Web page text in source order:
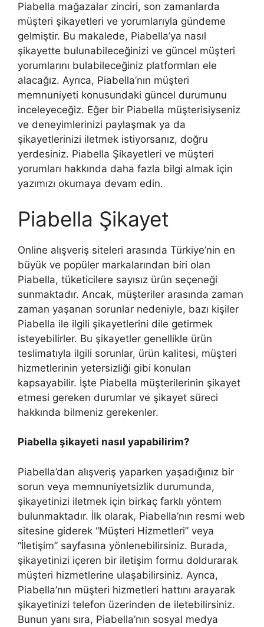
Piabella mağazalar zinciri, son zamanlarda
müşteri şikayetleri ve yorumlarıyla gündeme
gelmiştir. Bu makalede, Piabella’ya nasıl
şikayette bulunabileceğinizi ve güncel müşteri
yorumlarını bulabileceğiniz platformları ele
alacağız. Ayrıca, Piabella’nın müşteri
memnuniyeti konusundaki güncel durumunu
inceleyeceğiz. Eğer bir Piabella müşterisiyseniz
ve deneyimlerinizi paylaşmak ya da
şikayetlerinizi iletmek istiyorsanız, doğru
yerdesiniz. Piabella Şikayetleri ve müşteri
yorumları hakkında daha fazla bilgi almak için
yazımızı okumaya devam edin.
Piabella Şikayet
Online alışveriş siteleri arasında Türkiye’nin en
büyük ve popüler markalarından biri olan
Piabella, tüketicilere sayısız ürün seçeneği
sunmaktadır. Ancak, müşteriler arasında zaman
zaman yaşanan sorunlar nedeniyle, bazı kişiler
Piabella ile ilgili şikayetlerini dile getirmek
isteyebilirler. Bu şikayetler genellikle ürün
teslimatıyla ilgili sorunlar, ürün kalitesi, müşteri
hizmetlerinin yetersizliği gibi konuları
kapsayabilir. İşte Piabella müşterilerinin şikayet
etmesi gereken durumlar ve şikayet süreci
hakkında bilmeniz gerekenler.
Piabella şikayeti nasıl yapabilirim?
Piabella’dan alışveriş yaparken yaşadığınız bir
sorun veya memnuniyetsizlik durumunda,
şikayetinizi iletmek için birkaç farklı yöntem
bulunmaktadır. İlk olarak, Piabella’nın resmi web
sitesine giderek “Müşteri Hizmetleri” veya
“İletişim” sayfasına yönlenebilirsiniz. Burada,
şikayetinizi içeren bir iletişim formu doldurarak
müşteri hizmetlerine ulaşabilirsiniz. Ayrıca,
Piabella’nın müşteri hizmetleri hattını arayarak
şikayetinizi telefon üzerinden de iletebilirsiniz.
Bunun yanı sıra, Piabella’nın sosyal medya